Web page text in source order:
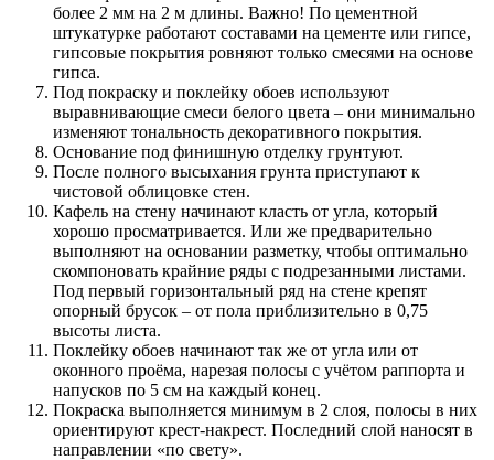
более 2 мм на 2 м длины. Важно! По цементной
штукатурке работают составами на цементе или гипсе,
гипсовые покрытия ровняют только смесями на основе
гипса.
Под покраску и поклейку обоев используют
выравнивающие смеси белого цвета – они минимально
изменяют тональность декоративного покрытия.
Основание под финишную отделку грунтуют.
После полного высыхания грунта приступают к
чистовой облицовке стен.
Кафель на стену начинают класть от угла, который
хорошо просматривается. Или же предварительно
выполняют на основании разметку, чтобы оптимально
скомпоновать крайние ряды с подрезанными листами.
Под первый горизонтальный ряд на стене крепят
опорный брусок – от пола приблизительно в 0,75
высоты листа.
Поклейку обоев начинают так же от угла или от
оконного проёма, нарезая полосы с учётом раппорта и
напусков по 5 см на каждый конец.
Покраска выполняется минимум в 2 слоя, полосы в них
ориентируют крест-накрест. Последний слой наносят в
направлении «по свету».